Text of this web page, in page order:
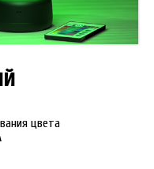
цвета